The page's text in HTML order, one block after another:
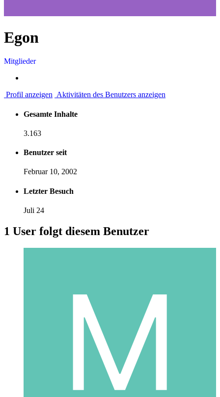
Egon
Mitglieder
Profil anzeigen Aktivitäten des Benutzers anzeigen
Gesamte Inhalte
3.163
Benutzer seit
Februar 10, 2002
Letzter Besuch
Juli 24
1 User folgt diesem Benutzer